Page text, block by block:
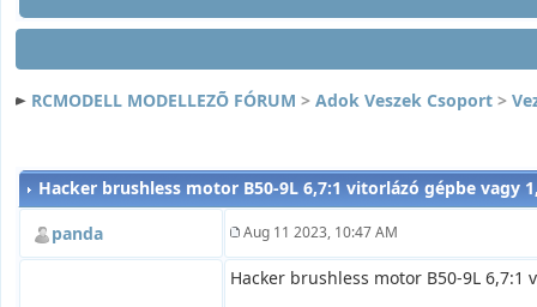
RCMODELL MODELLEZÕ FÓRUM > Adok Veszek Csoport >
Hacker brushless motor B50-9L 6,7:1 vitorlázó gépbe vagy
panda
Aug 11 2023, 10:47 AM
Hacker brushless motor B50-9L